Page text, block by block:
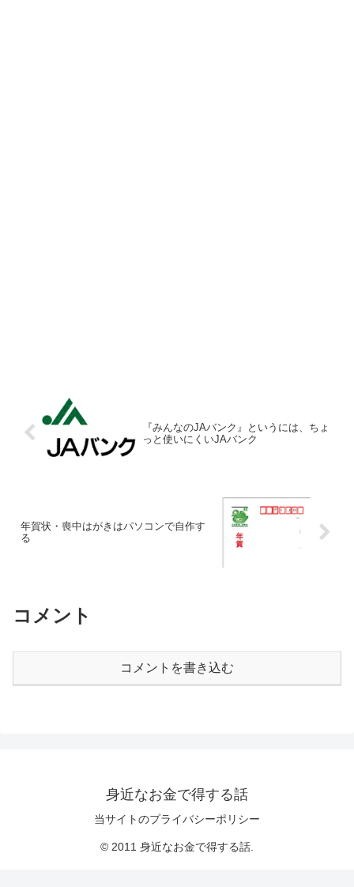
『みんなのJAバンク』というには、ちょ
っと使いにくいJAバンク
年賀状・喪中はがきはパソコンで自作す
る
コメント
コメントを書き込む
身近なお金で得する話
当サイトのプライバシーポリシー
© 2011 身近なお金で得する話.